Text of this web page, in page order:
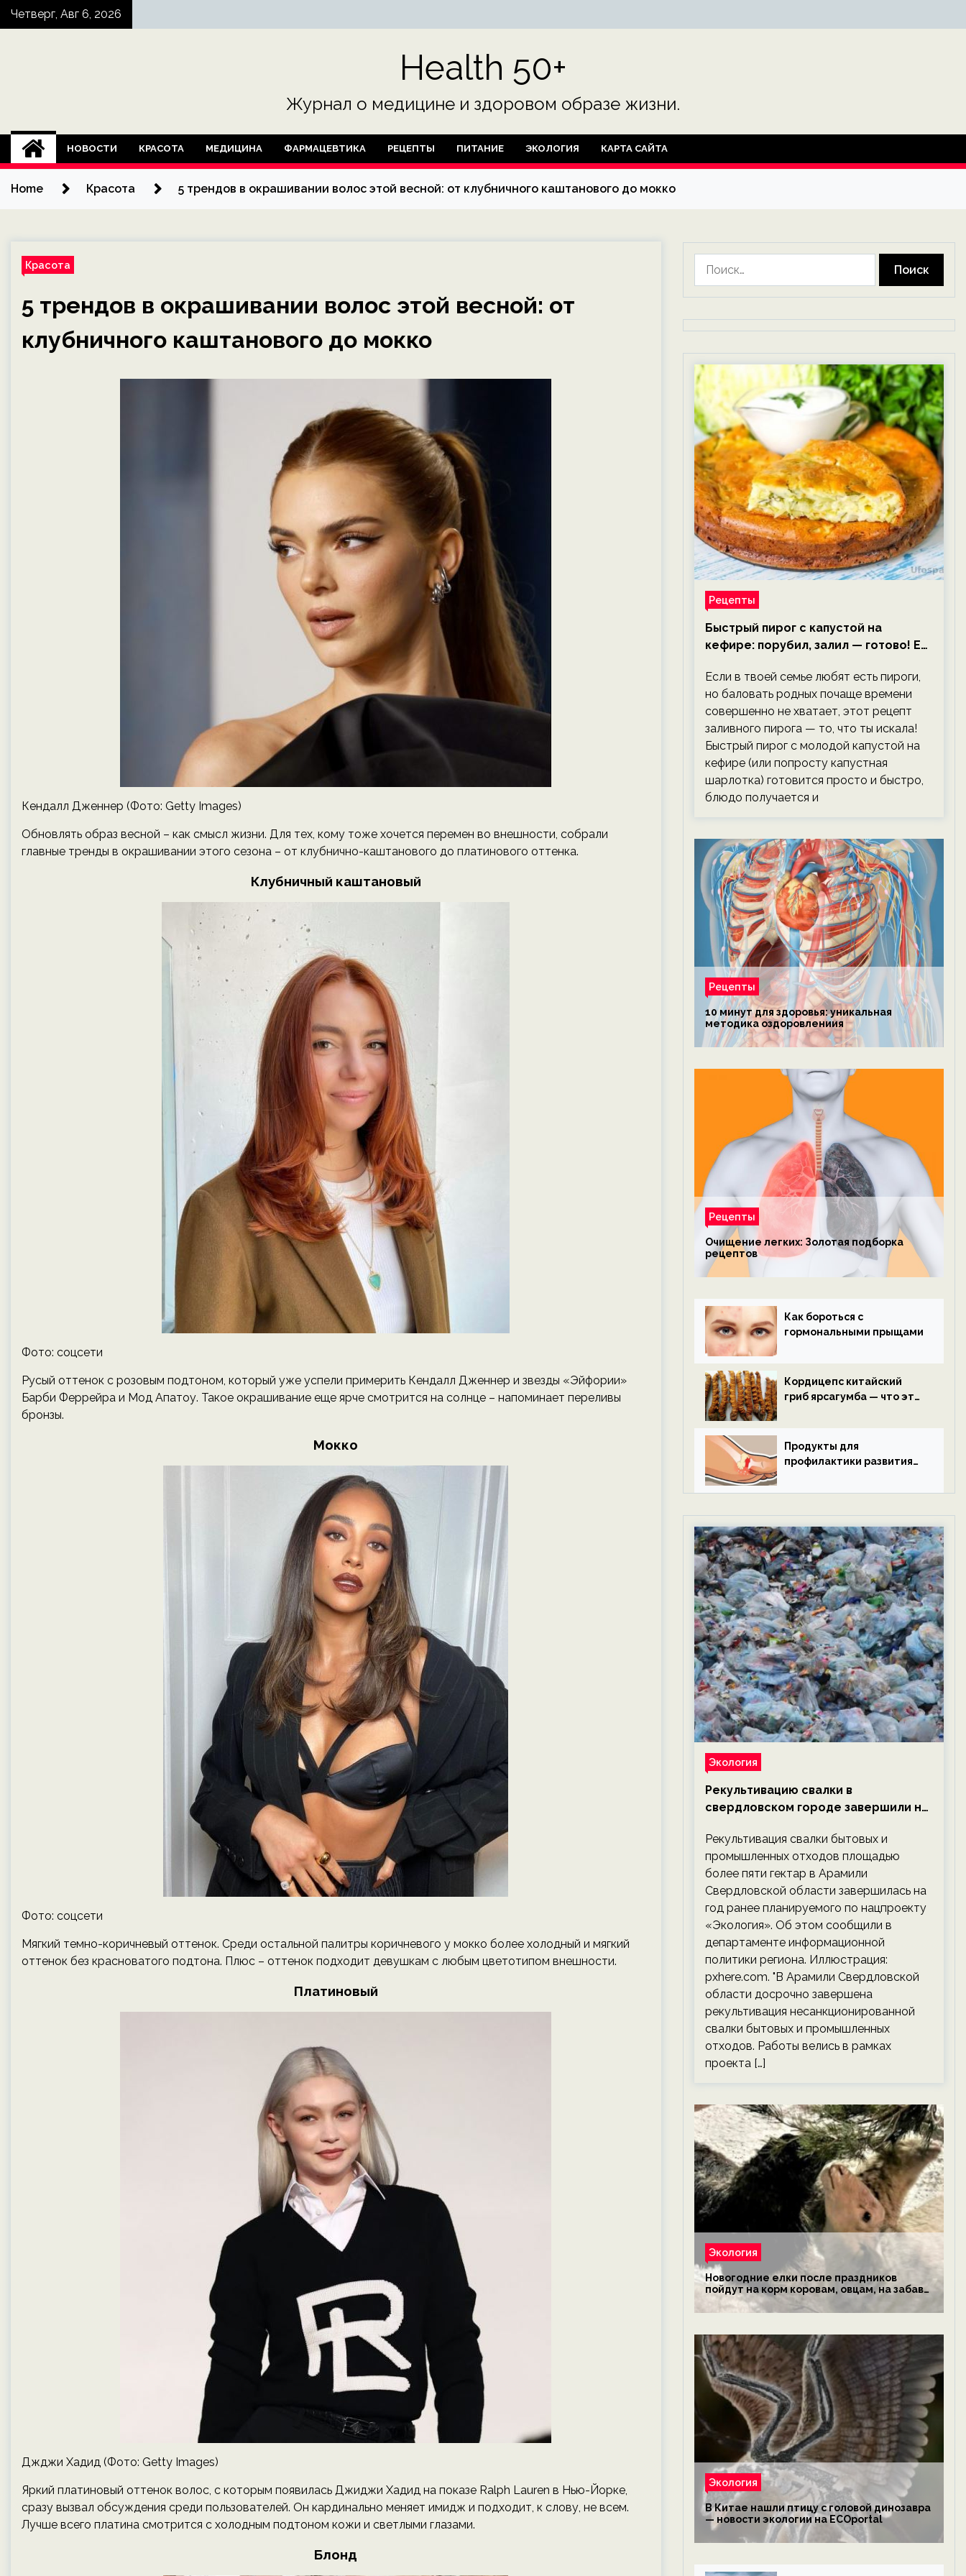
SkipЧетверг, Авг 6, 2026
Health 50+
Журнал о медицине и здоровом образе жизни.
НОВОСТИ КРАСОТА МЕДИЦИНА ФАРМАЦЕВТИКА РЕЦЕПТЫ ПИТАНИЕ ЭКОЛОГИЯ КАРТА САЙТА
Home Красота 5 трендов в окрашивании волос этой весной: от клубничного каштанового до мокко
Красота
5 трендов в окрашивании волос этой весной: от
клубничного каштанового до мокко
Кендалл Дженнер (Фото: Getty Images)
Обновлять образ весной – как смысл жизни. Для тех, кому тоже хочется перемен во внешности, собрали
главные тренды в окрашивании этого сезона – от клубнично-каштанового до платинового оттенка.
Клубничный каштановый
Фото: соцсети
Русый оттенок с розовым подтоном, который уже успели примерить Кендалл Дженнер и звезды «Эйфории»
Барби Феррейра и Мод Апатоу. Такое окрашивание еще ярче смотрится на солнце – напоминает переливы
бронзы.
Мокко
Фото: соцсети
Мягкий темно-коричневый оттенок. Среди остальной палитры коричневого у мокко более холодный и мягкий
оттенок без красноватого подтона. Плюс – оттенок подходит девушкам с любым цветотипом внешности.
Платиновый
Джджи Хадид (Фото: Getty Images)
Яркий платиновый оттенок волос, с которым появилась Джиджи Хадид на показе Ralph Lauren в Нью-Йорке,
сразу вызвал обсуждения среди пользователей. Он кардинально меняет имидж и подходит, к слову, не всем.
Лучше всего платина смотрится с холодным подтоном кожи и светлыми глазами.
Блонд
Рецепты
Быстрый пирог с капустой на
кефире: порубил, залил — готово! Ем,
Если в твоей семье любят есть пироги,
но баловать родных почаще времени
совершенно не хватает, этот рецепт
заливного пирога — то, что ты искала!
Быстрый пирог с молодой капустой на
кефире (или попросту капустная
шарлотка) готовится просто и быстро,
блюдо получается и
Рецепты
10 минут для здоровья: уникальная
методика оздоровлениия
Рецепты
Очищение легких: Золотая подборка
рецептов
Как бороться с
гормональными прыщами
Кордицепс китайский
гриб ярсагумба — что это
Продукты для
профилактики развития
Экология
Рекультивацию свалки в
свердловском городе завершили на
новости экологии на ECOportal
Рекультивация свалки бытовых и
промышленных отходов площадью
более пяти гектар в Арамили
Свердловской области завершилась на
год ранее планируемого по нацпроекту
«Экология». Об этом сообщили в
департаменте информационной
политики региона. Иллюстрация:
pxhere.com. "В Арамили Свердловской
области досрочно завершена
рекультивация несанкционированной
свалки бытовых и промышленных
отходов. Работы велись в рамках
проекта […]
Экология
Новогодние елки после праздников
пойдут на корм коровам, овцам, на забаву
обезьянам, львам и леопардам — новости
экологии на ECOportal
Экология
В Китае нашли птицу с головой динозавра
— новости экологии на ECOportal